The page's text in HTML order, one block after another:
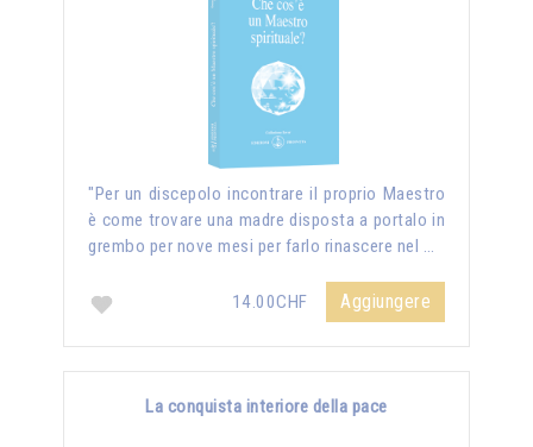
"Per un discepolo incontrare il proprio Maestro
è come trovare una madre disposta a portalo in
grembo per nove mesi per farlo rinascere nel …
14.00CHF Aggiungere
La conquista interiore della pace